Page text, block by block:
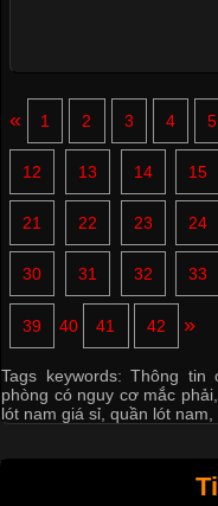
« 1 2 3 4 5
12 13 14 15
21 22 23 24
30 31 32 33
39 40 41 42 »
Tags keywords: Thông tin
phòng có nguy cơ mắc phải
lót nam giá sỉ quần lót nam